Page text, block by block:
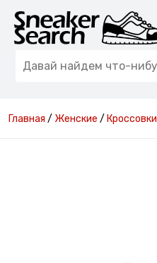
Главная / Женские / Кроссовки